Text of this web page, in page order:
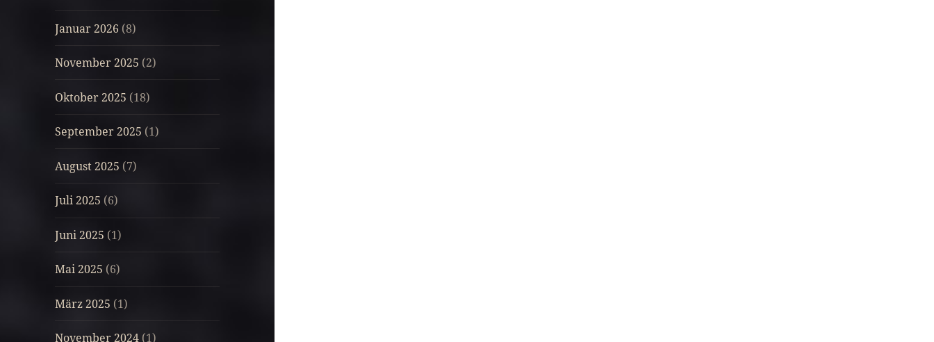
Januar 2026 (8)
November 2025 (2)
Oktober 2025 (18)
September 2025 (1)
August 2025 (7)
Juli 2025 (6)
Juni 2025 (1)
Mai 2025 (6)
März 2025 (1)
November 2024 (1)